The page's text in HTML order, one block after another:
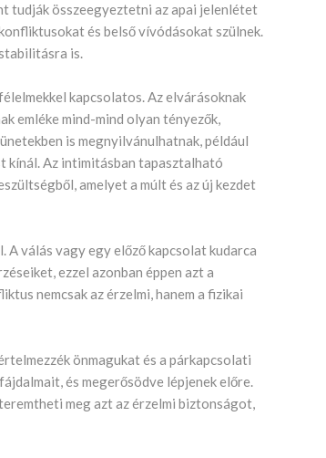
tudják összeegyeztetni az apai jelenlétet
és belső vívódásokat szülnek.
is.
kapcsolatos. Az elvárásoknak
emléke mind-mind olyan tényezők,
is megnyilvánulhatnak, például
kínál. Az intimitásban tapasztalható
amelyet a múlt és az új kezdet
válás vagy egy előző kapcsolat kudarca
ezzel azonban éppen azt a
nemcsak az érzelmi, hanem a fizikai
önmagukat és a párkapcsolati
és megerősödve lépjenek előre.
meg azt az érzelmi biztonságot,